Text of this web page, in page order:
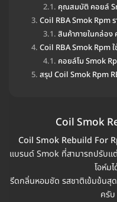
คุณสมบัติ คอยล์
Coil RBA Smok Rpm ร
สินค้าภายในกล่อง
Coil RBA Smok Rpm ใ
คอยล์โม Smok
สรุป Coil Smok Rpm
Coil Smok
Coil Smok Rebuild For
แบรนด์ Smok ที่สามารถปรับแ
โอห์ม
รีดกลิ่นหอมชัด รสชาติเข้มข้นสุ
ครั